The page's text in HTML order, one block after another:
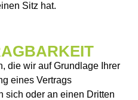
Sitz hat.
die wir auf Grundlage Ihrer
eines Vertrags
sich oder an einen Dritten